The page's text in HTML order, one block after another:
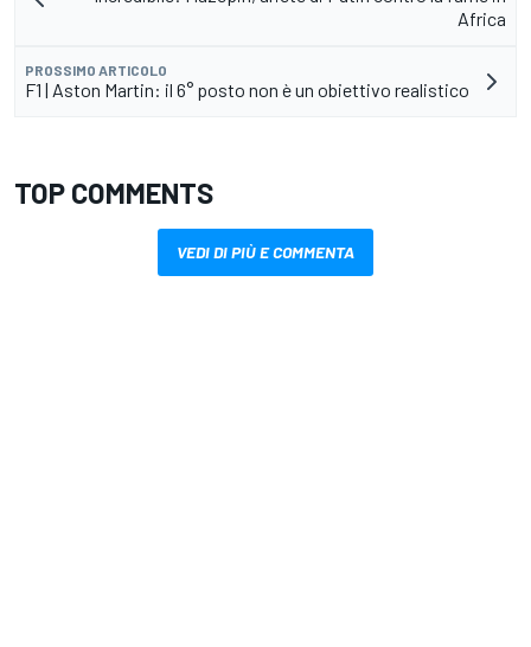
Africa
PROSSIMO ARTICOLO
F1 | Aston Martin: il 6° posto non è un obiettivo realistico
TOP COMMENTS
VEDI DI PIÙ E COMMENTA